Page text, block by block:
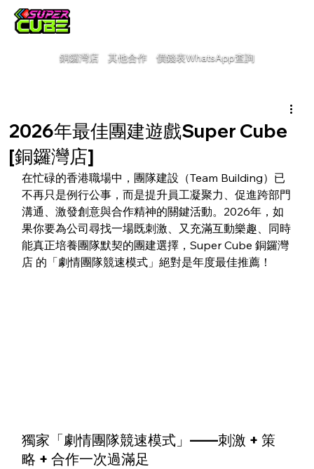
銅鑼灣店 其他合作 價錢表WhatsApp查詢
2026年最佳團建遊戲Super Cube
[銅鑼灣店]
在忙碌的香港職場中，團隊建設（Team Building）已
不再只是例行公事，而是提升員工凝聚力、促進跨部門
溝通、激發創意與合作精神的關鍵活動。2026年，如
果你要為公司尋找一場既刺激、又充滿互動樂趣、同時
能真正培養團隊默契的團建選擇，Super Cube 銅鑼灣
店 的「劇情團隊競速模式」絕對是年度最佳推薦！
獨家「劇情團隊競速模式」——刺激 + 策
略 + 合作一次過滿足